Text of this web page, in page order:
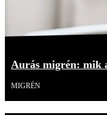
Aurás migrén: mik
MIGRÉN